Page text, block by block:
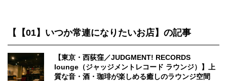
【【01】いつか常連になりたいお店】の記事
【東京・西荻窪／JUDGMENT! RECORDS
lounge（ジャッジメントレコード ラウンジ）】上
質な音・酒・珈琲が楽しめる癒しのラウンジ空間